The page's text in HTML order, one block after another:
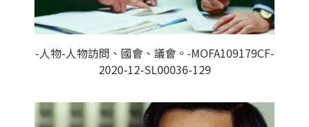
-人物-人物訪問、國會、議會。-MOFA109179CF-
2020-12-SL00036-129